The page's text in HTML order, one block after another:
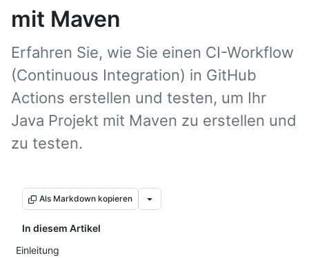
mit Maven
Erfahren Sie, wie Sie einen CI-Workflow
(Continuous Integration) in GitHub
Actions erstellen und testen, um Ihr
Java Projekt mit Maven zu erstellen und
zu testen.
Als Markdown kopieren
In diesem Artikel
Einleitung